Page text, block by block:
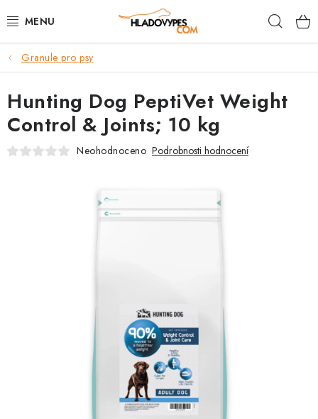
na
POTŘEBY PRO PSY
TAMI PŘEPRAVNÍ BOXY
SPORT SE PSEM
Granule pro psy
Hunting Dog PeptiVet Weight
Control & Joints; 10 kg
Neohodnoceno Podrobnosti hodnocení